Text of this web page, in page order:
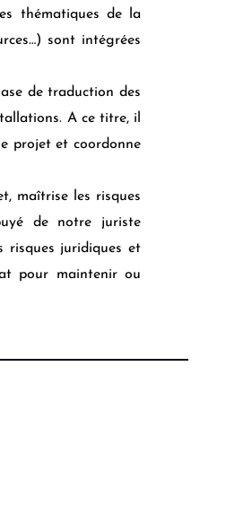
thématiques de la
sont intégrées
de traduction des
A ce titre, il
projet et coordonne
maîtrise les risques
de notre juriste
risques juridiques et
pour maintenir ou